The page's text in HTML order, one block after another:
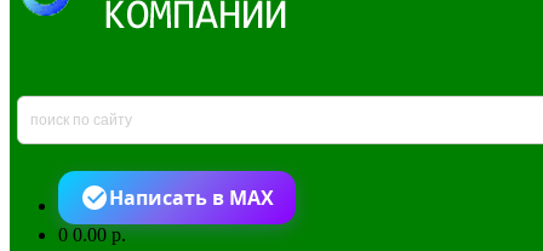
Написать в MAX
00.00 р.